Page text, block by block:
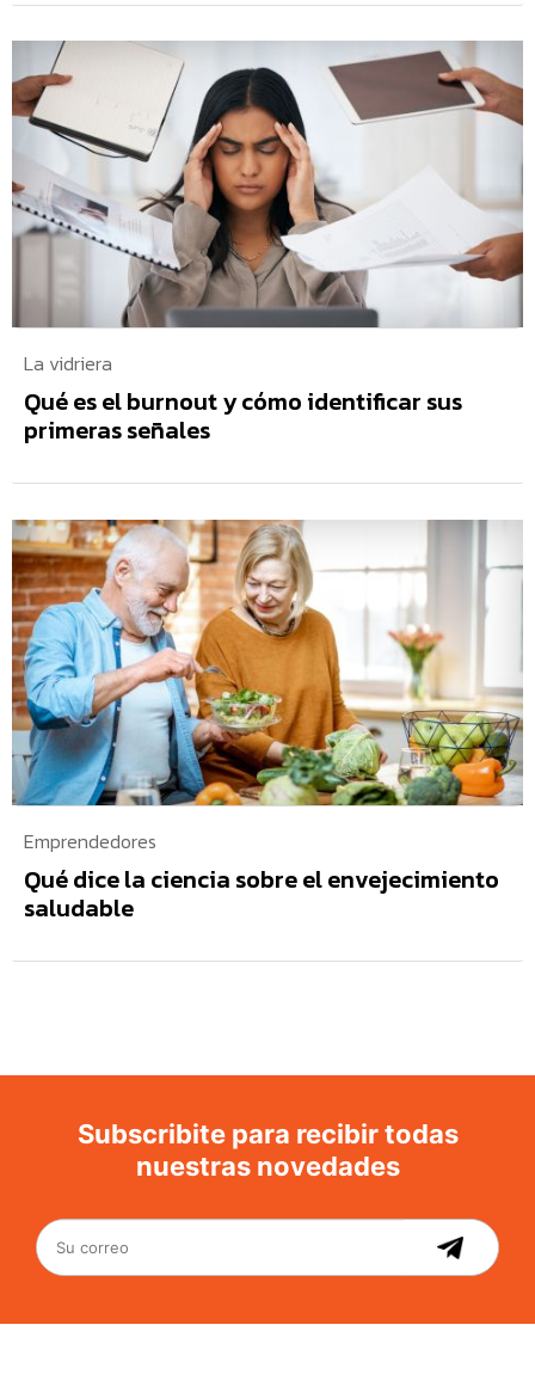
La vidriera
Qué es el burnout y cómo identificar sus
primeras señales
Emprendedores
Qué dice la ciencia sobre el envejecimiento
saludable
Subscribite para recibir todas
nuestras novedades